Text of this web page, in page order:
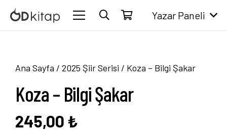
Yazar Paneli
Ana Sayfa / 2025 Şiir Serisi / Koza – Bilgi Şakar
Koza – Bilgi Şakar
245,00 ₺